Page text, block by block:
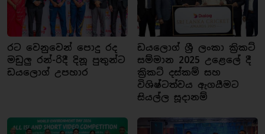
රට වෙනුවෙන් පොදු රද
මඩුලු රන්-රිදී දිනූ පුතුන්ට
ඩයලොග් උපහාර
ඩයලොග් ශ්‍රී ලංකා ක්‍රිකට්
සම්මාන 2025 උළෙලේ දී
ක්‍රිකට් දස්කම් සහ
විශිෂ්ටත්වය ඇගයීමට
සියල්ල සූදානම්